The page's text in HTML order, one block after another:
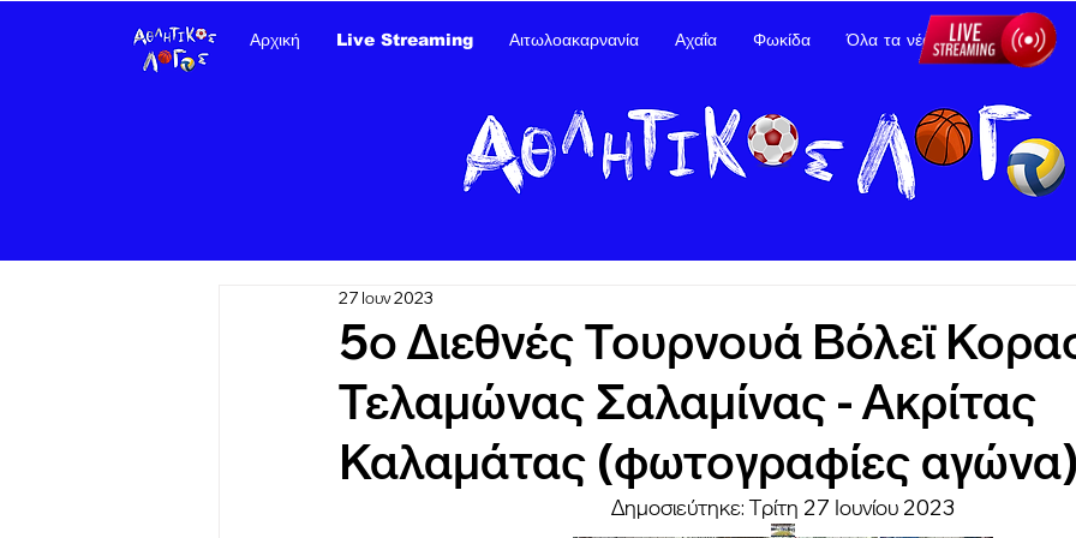
Αρχική Live Streaming Αιτωλοακαρνανία Αχαΐα Φωκίδα Όλα τα νέα Διαφήμιση
5ο Διεθνές Τουρνουά Βόλεϊ
Τελαμώνας Σαλαμίνας - Ακρίτας
Καλαμάτας (φωτογραφίες αγώνα)
27 Ιουν 2023
Δημοσιεύτηκε: Τρίτη 27 Ιουνίου 2023